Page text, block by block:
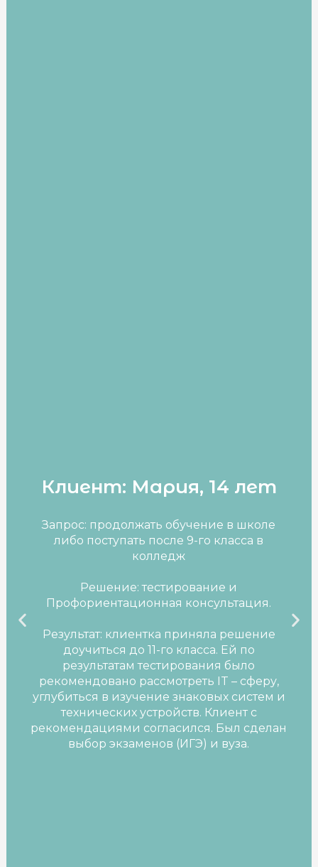
Клиент: Мария, 14 лет
Запрос: продолжать обучение в школе
либо поступать после 9-го класса в
колледж
Решение: тестирование и
Профориентационная консультация.
Результат: клиентка приняла решение
доучиться до 11-го класса. Ей по
результатам тестирования было
рекомендовано рассмотреть IT – сферу,
углубиться в изучение знаковых систем и
технических устройств. Клиент с
рекомендациями согласился. Был сделан
выбор экзаменов (ИГЭ) и вуза.
Previous